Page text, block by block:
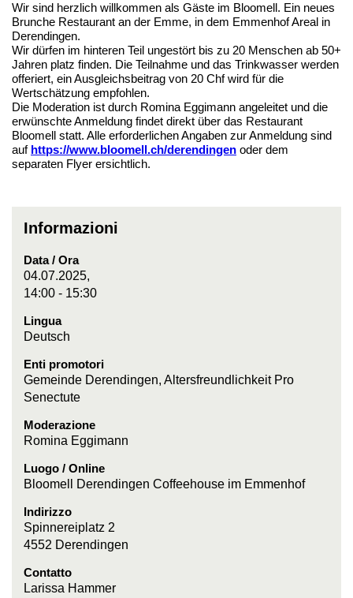
Wir sind herzlich willkommen als Gäste im Bloomell. Ein neues
Brunche Restaurant an der Emme, in dem Emmenhof Areal in
Derendingen.
Wir dürfen im hinteren Teil ungestört bis zu 20 Menschen ab 50+
Jahren platz finden. Die Teilnahme und das Trinkwasser werden
offeriert, ein Ausgleichsbeitrag von 20 Chf wird für die
Wertschätzung empfohlen.
Die Moderation ist durch Romina Eggimann angeleitet und die
erwünschte Anmeldung findet direkt über das Restaurant
Bloomell statt. Alle erforderlichen Angaben zur Anmeldung sind
auf https://www.bloomell.ch/derendingen oder dem
separaten Flyer ersichtlich.
Informazioni
Data / Ora
04.07.2025,
14:00 - 15:30
Lingua
Deutsch
Enti promotori
Gemeinde Derendingen, Altersfreundlichkeit Pro
Senectute
Moderazione
Romina Eggimann
Luogo / Online
Bloomell Derendingen Coffeehouse im Emmenhof
Indirizzo
Spinnereiplatz 2
4552 Derendingen
Contatto
Larissa Hammer